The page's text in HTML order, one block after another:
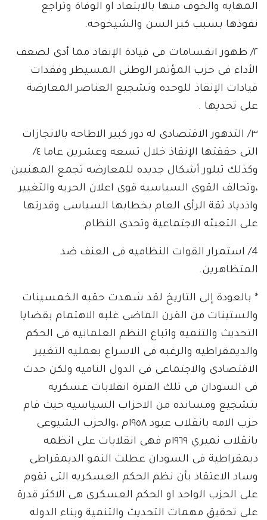
المهابه والخوف منها بالابتعاد او الوفاة وتراجع
نفوذها بسبب كبر السن والشيخوخه.
٢/ ظهور انقسامات فى قيادة الإنقاذ مما أدى لضعف
الأداء فى حزب المؤتمر الوطنى المسيطر وفقدات
قيادات الإنقاذ للوحده وتشجيع العناصر المعارضة
على تحديها .
٣/ التدهور الاقتصادى له دور كبير الاطاحه بالانجازات
التى حققتها الإنقاذ خلال تسعه وعشرين عاما ٤/
وكذلك تبلور أشكال جديده للمعارضه تجمع المهنيين
،وتحالف القوى السياسيه قوى اعلان الحريه والتغيير
واذدياد ثقة الرأى العام بخطابها السياسى وقدرتها
على التعبئه الاجتماعية وتحدى النظام.
4/ استمرار القوات النظاميه فى العنف ضد
المتظاهرين.
* بالعودة إلى التاريخ لقد شهدت حقبه الخمسينات
والستينات من القرن الماضى غلبه الاهتمام بقضايا
التحديث والتنميه واتباع النظم العلمانيه فى الحكم
والديمقراطيه والرغبه فى الاسراع بعمليه التغيير
الاقتصادى والاجتماعى فى الدول الناميه ولكن حدث
فى السودان فى تلك الفترة انقلابات عسكريه
بتشجيع ومسانده من الاحزاب السياسيه حيث قام
حزب الامه بانقلاب عبود ١٩٥٨م ،والحزب الشيوعى
بانقلاب نميري ١٩٦٩م فهى انقلابات على انظمه
ديمقراطية فى السودان عطلت النمو الديمقراطى
وساد الاعتقاد بأن نظم الحكم العسكريه التى تقوم
على الحزب الواحد او الحكم العسكرى هى الاكثر قدرة
على تحقيق مهمات التحديث والتنمية وبناء الدوله